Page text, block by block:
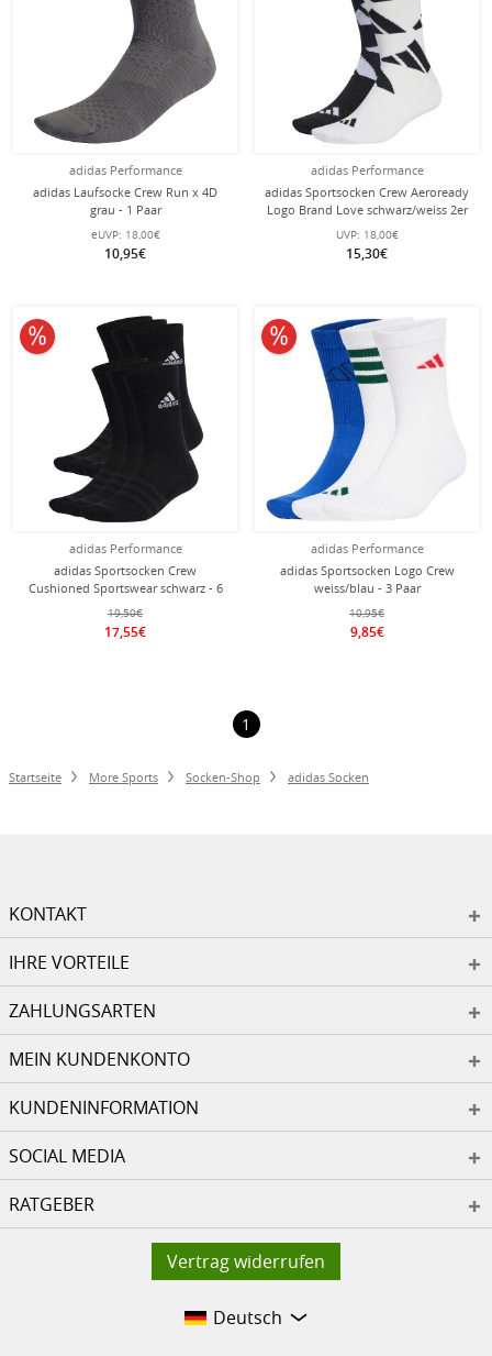
adidas Performance
adidas Laufsocke Crew Run x 4D
grau - 1 Paar
eUVP: 18,00€
10,95€
adidas Performance
adidas Sportsocken Crew Aeroready
Logo Brand Love schwarz/weiss 2er
UVP: 18,00€
15,30€
adidas Performance
adidas Sportsocken Crew
Cushioned Sportswear schwarz - 6
Paar
19,50€
17,55€
10% reduziert
adidas Performance
adidas Sportsocken Logo Crew
weiss/blau - 3 Paar
10,95€
9,85€
10% reduziert
1
Startseite More Sports Socken-Shop adidas Socken
KONTAKT
IHRE VORTEILE
ZAHLUNGSARTEN
MEIN KUNDENKONTO
KUNDENINFORMATION
SOCIAL MEDIA
RATGEBER
Vertrag widerrufen
Deutsch